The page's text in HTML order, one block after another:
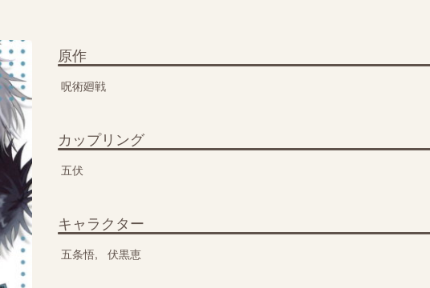
原作
呪術廻戦
カップリング
五伏
キャラクター
五条悟 伏黒恵